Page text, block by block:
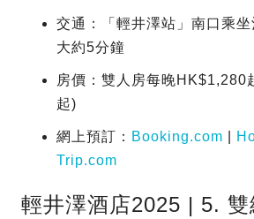
交通：「輕井澤站」南口乘
大約5分鐘
房價：雙人房每晚HK$1,280
起)
網上預訂： Booking.com
Trip.com
輕井澤酒店2025 | 5. 雙